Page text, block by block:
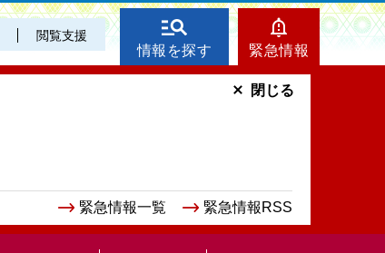
閲覧支援
情報を探す 緊急情報
緊急情報一覧 緊急情報RSS
閉じる